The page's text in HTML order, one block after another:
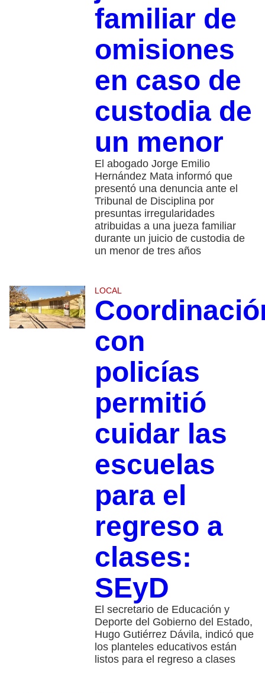
familiar de
omisiones
en caso de
custodia de
un menor
El abogado Jorge Emilio
Hernández Mata informó que
presentó una denuncia ante el
Tribunal de Disciplina por
presuntas irregularidades
atribuidas a una jueza familiar
durante un juicio de custodia de
un menor de tres años
LOCAL
con
policías
permitió
cuidar las
escuelas
para el
regreso a
clases:
SEyD
El secretario de Educación y
Deporte del Gobierno del Estado,
Hugo Gutiérrez Dávila, indicó que
los planteles educativos están
listos para el regreso a clases